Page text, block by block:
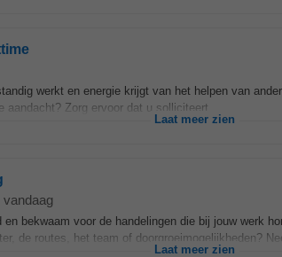
werkt en energie krijgt van het helpen van
Zorg ervoor dat u solliciteert...
Laat meer zien
vandaag
en bekwaam voor de handelingen die bij jouw werk
de routes, het team of doorgroeimogelijkheden?
Laat meer zien